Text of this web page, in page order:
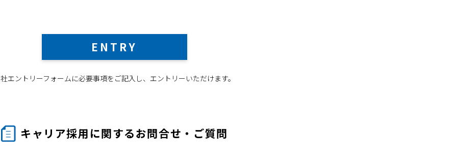
ENTRY
エントリーフォームに必要事項をご記入し、エントリーいただけます。
キャリア採用に関するお問合せ・ご質問